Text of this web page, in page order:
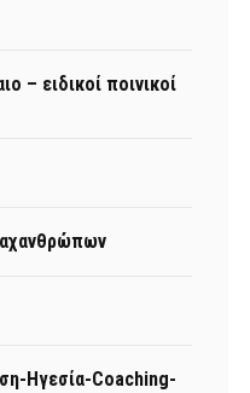
– ειδικοί ποινικοί
Ηγεσία-Coaching-